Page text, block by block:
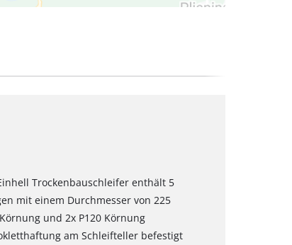
Trockenbauschleifer enthält 5
mit einem Durchmesser von 225
und 2x P120 Körnung
am Schleifteller befestigt